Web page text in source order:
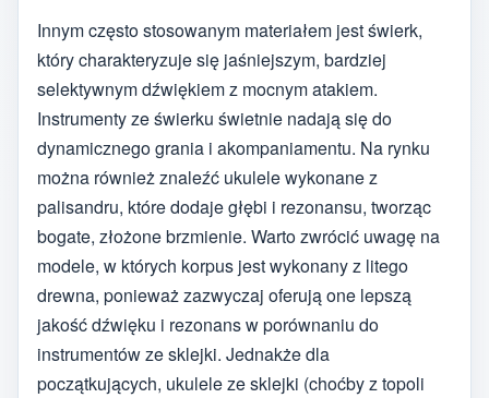
Innym często stosowanym materiałem jest świerk,
który charakteryzuje się jaśniejszym, bardziej
selektywnym dźwiękiem z mocnym atakiem.
Instrumenty ze świerku świetnie nadają się do
dynamicznego grania i akompaniamentu. Na rynku
można również znaleźć ukulele wykonane z
palisandru, które dodaje głębi i rezonansu, tworząc
bogate, złożone brzmienie. Warto zwrócić uwagę na
modele, w których korpus jest wykonany z litego
drewna, ponieważ zazwyczaj oferują one lepszą
jakość dźwięku i rezonans w porównaniu do
instrumentów ze sklejki. Jednakże dla
początkujących, ukulele ze sklejki (choćby z topoli